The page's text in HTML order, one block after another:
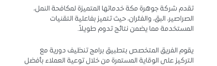
تقدم شركة جوهرة مكة خدماتها المتميزة لمكافحة النمل،
الصراصير، البق، والفئران، حيث تتميز بفاعلية التقنيات
المستخدمة مما يضمن نتائج تدوم طويلاً.
يقوم الفريق المتخصص بتطبيق برامج تنظيف دورية مع
التركيز على الوقاية المستمرة من خلال توعية العملاء بأفضل